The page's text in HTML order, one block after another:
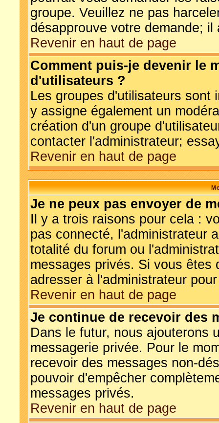
groupe. Veuillez ne pas
désapprouve votre demande; il
Revenir en haut de page
Comment puis-je devenir le
d'utilisateurs ?
Les groupes d'utilisateurs sont
y assigne également un
création d'un groupe
contacter l'administrateur;
Revenir en haut de page
Je ne peux pas envoyer de
Il y a trois raisons pour cela :
pas connecté, l'administrateur
totalité du forum ou
messages privés. Si vous êtes
adresser à l'administrateur
Revenir en haut de page
Je continue de recevoir des
Dans le futur, nous ajouterons
messagerie privée. Pour le
recevoir des messages non-
pouvoir d'empêcher
messages privés.
Revenir en haut de page